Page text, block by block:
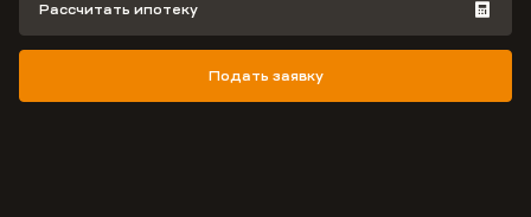
Подать заявку
Рассчитать ипотеку